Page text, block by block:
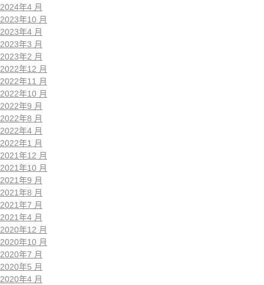
2024年4 月
2023年10 月
2023年4 月
2023年3 月
2023年2 月
2022年12 月
2022年11 月
2022年10 月
2022年9 月
2022年8 月
2022年4 月
2022年1 月
2021年12 月
2021年10 月
2021年9 月
2021年8 月
2021年7 月
2021年4 月
2020年12 月
2020年10 月
2020年7 月
2020年5 月
2020年4 月